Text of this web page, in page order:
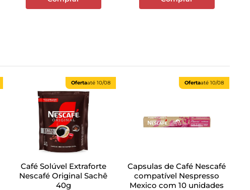
Ofertaaté10/08
Café Solúvel Extraforte
Nescafé Original Sachê
40g
Ofertaaté 10/08
Capsulas de Café Nescafé
compatível Nespresso
Mexico com 10 unidades